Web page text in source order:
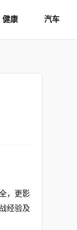
健康 汽车
，更影
经验及